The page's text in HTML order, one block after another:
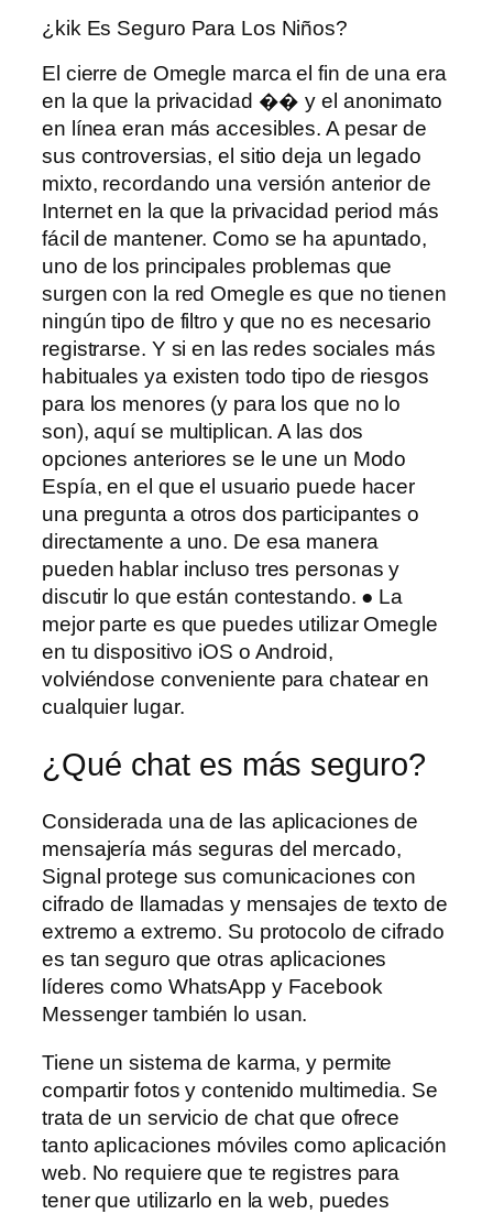
¿kik Es Seguro Para Los Niños?
El cierre de Omegle marca el fin de una era
en la que la privacidad �� y el anonimato
en línea eran más accesibles. A pesar de
sus controversias, el sitio deja un legado
mixto, recordando una versión anterior de
Internet en la que la privacidad period más
fácil de mantener. Como se ha apuntado,
uno de los principales problemas que
surgen con la red Omegle es que no tienen
ningún tipo de filtro y que no es necesario
registrarse. Y si en las redes sociales más
habituales ya existen todo tipo de riesgos
para los menores (y para los que no lo
son), aquí se multiplican. A las dos
opciones anteriores se le une un Modo
Espía, en el que el usuario puede hacer
una pregunta a otros dos participantes o
directamente a uno. De esa manera
pueden hablar incluso tres personas y
discutir lo que están contestando. ● La
mejor parte es que puedes utilizar Omegle
en tu dispositivo iOS o Android,
volviéndose conveniente para chatear en
cualquier lugar.
¿Qué chat es más seguro?
Considerada una de las aplicaciones de
mensajería más seguras del mercado,
Signal protege sus comunicaciones con
cifrado de llamadas y mensajes de texto de
extremo a extremo. Su protocolo de cifrado
es tan seguro que otras aplicaciones
líderes como WhatsApp y Facebook
Messenger también lo usan.
Tiene un sistema de karma, y permite
compartir fotos y contenido multimedia. Se
trata de un servicio de chat que ofrece
tanto aplicaciones móviles como aplicación
web. No requiere que te registres para
tener que utilizarlo en la web, puedes